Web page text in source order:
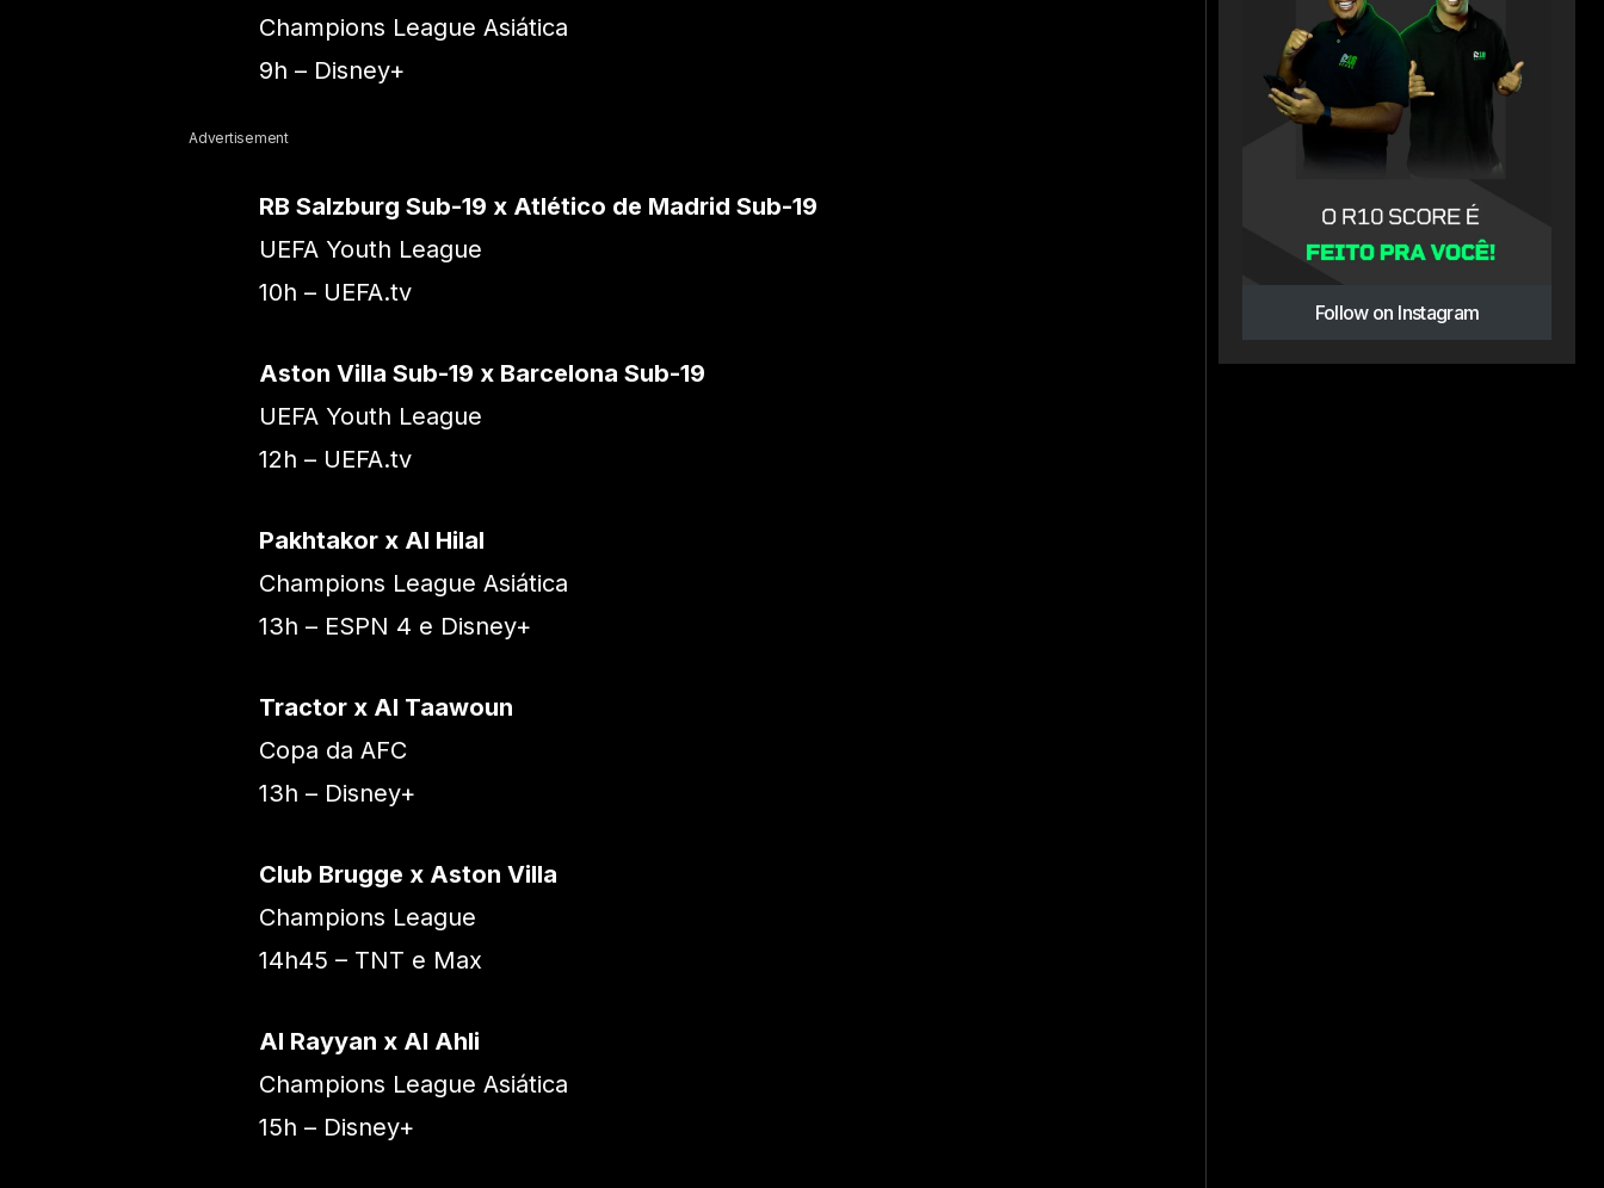
Champions League Asiática
9h – Disney+
Advertisement
RB Salzburg Sub-19 x Atlético de Madrid Sub-19
UEFA Youth League
10h – UEFA.tv
Aston Villa Sub-19 x Barcelona Sub-19
UEFA Youth League
12h – UEFA.tv
Pakhtakor x Al Hilal
Champions League Asiática
13h – ESPN 4 e Disney+
Tractor x Al Taawoun
Copa da AFC
13h – Disney+
Club Brugge x Aston Villa
Champions League
14h45 – TNT e Max
Al Rayyan x Al Ahli
Champions League Asiática
15h – Disney+
Follow on Instagram